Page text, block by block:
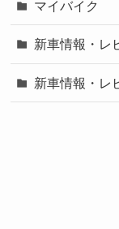
マイバイク
新車情報・レ
新車情報・レ